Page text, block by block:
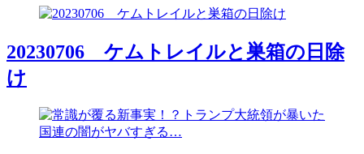
20230706 ケムトレイルと巣箱の日除
け